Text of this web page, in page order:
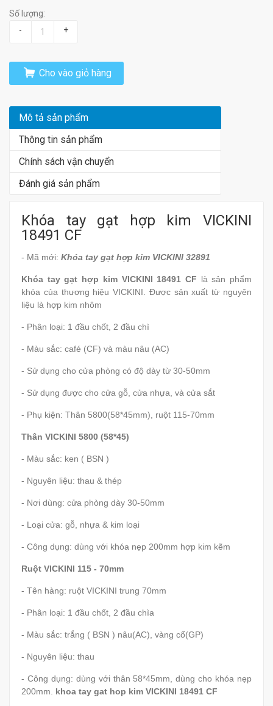
Số lượng:
-
+
Cho vào giỏ hàng
Mô tả sản phẩm
Thông tin sản phẩm
Chính sách vận chuyển
Đánh giá sản phẩm
Khóa tay gạt hợp kim VICKINI
18491 CF
- Mã mới: Khóa tay gạt hợp kim VICKINI 32891
Khóa tay gạt hợp kim VICKINI 18491 CF là sản phẩm
khóa của thương hiệu VICKINI. Được sản xuất từ nguyên
liệu là hợp kim nhôm
- Phân loại: 1 đầu chốt, 2 đầu chì
- Màu sắc: café (CF) và màu nâu (AC)
- Sử dụng cho cửa phòng có độ dày từ 30-50mm
- Sử dụng được cho cửa gỗ, cửa nhựa, và cửa sắt
- Phụ kiện: Thân 5800(58*45mm), ruột 115-70mm
Thân VICKINI 5800 (58*45)
- Màu sắc: ken ( BSN )
- Nguyên liệu: thau & thép
- Nơi dùng: cửa phòng dày 30-50mm
- Loại cửa: gỗ, nhựa & kim loại
- Công dụng: dùng với khóa nẹp 200mm hợp kim kẽm
Ruột VICKINI 115 - 70mm
- Tên hàng: ruột VICKINI trung 70mm
- Phân loại: 1 đầu chốt, 2 đầu chìa
- Màu sắc: trắng ( BSN ) nâu(AC), vàng cổ(GP)
- Nguyên liệu: thau
- Công dụng: dùng với thân 58*45mm, dùng cho khóa nẹp
200mm. khoa tay gat hop kim VICKINI 18491 CF